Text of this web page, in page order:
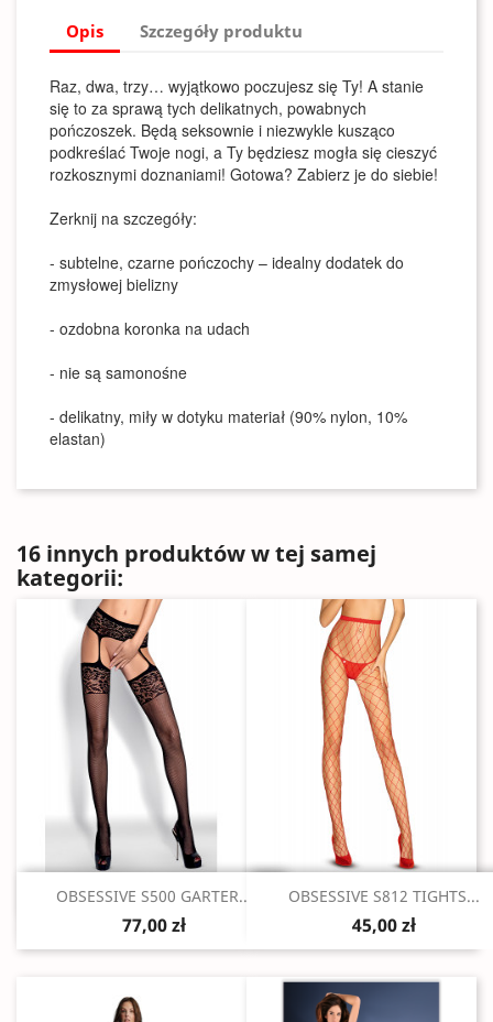
Opis Szczegóły produktu
Raz, dwa, trzy… wyjątkowo poczujesz się Ty! A stanie
się to za sprawą tych delikatnych, powabnych
pończoszek. Będą seksownie i niezwykle kusząco
podkreślać Twoje nogi, a Ty będziesz mogła się cieszyć
rozkosznymi doznaniami! Gotowa? Zabierz je do siebie!
Zerknij na szczegóły:
- subtelne, czarne pończochy – idealny dodatek do
zmysłowej bielizny
- ozdobna koronka na udach
- nie są samonośne
- delikatny, miły w dotyku materiał (90% nylon, 10%
elastan)
16 innych produktów w tej samej
kategorii:
Szybki podgląd
OBSESSIVE S500 GARTER...
77,00 zł
Szybki podgląd
OBSESSIVE S812 TIGHTS...
45,00 zł